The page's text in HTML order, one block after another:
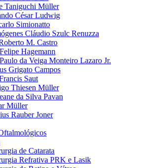
Taniguchi Müller
César Ludwig
Simionatto
Cláudio Szulc Renuzza
M. Castro
Hagemann
da Veiga Monteiro Lazaro Jr.
Grigato Campos
Saut
Thiesen Müller
da Silva Pavan
Müller
Rauber Joner
de Catarata
Refrativa PRK e Lasik